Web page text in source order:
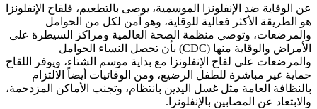
عن الوقاية ضد الإنفلونزا الموسمية، يوصى بالتطعيم، فلقاح الإنفلونزا
هو الطريقة الأكثر فعالية للوقاية، وهو آمن لكل من الحوامل
والمرضعات، وتوصي منظمة الصحة العالمية ومراكز السيطرة على
الأمراض والوقاية منها (CDC) بأن تحصل النساء الحوامل
والمرضعات على لقاح الإنفلونزا مع بداية موسم الشتاء، ويوفر اللقاح
حماية غير مباشرة للطفل الرضيع، ومن الوقائيات أيضاً الالتزام
بالنظافة العامة مثل غسل اليدين بانتظام، وتجنب الأماكن المزدحمة،
والابتعاد عن المصابين بالإنفلونزا.